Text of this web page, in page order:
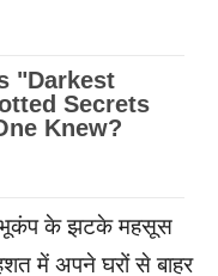
भूकंप के झटके महसूस
में अपने घरों से बाहर